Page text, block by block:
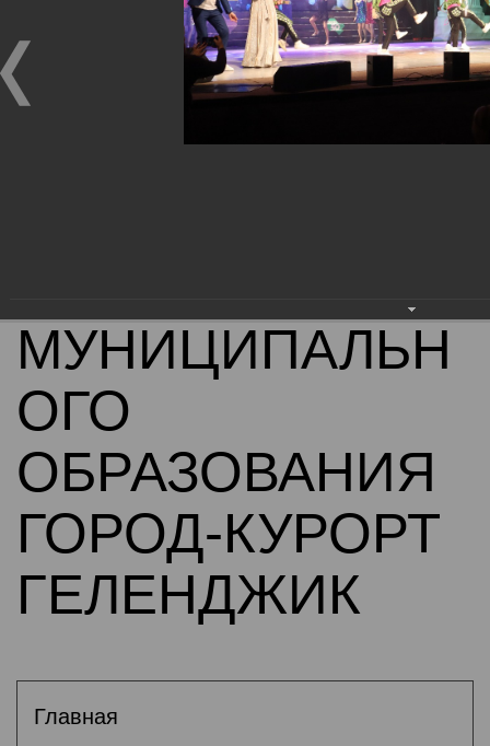
Дополнительно
МУНИЦИПАЛЬН
ОГО
ОБРАЗОВАНИЯ
ГОРОД-КУРОРТ
ГЕЛЕНДЖИК
Главная